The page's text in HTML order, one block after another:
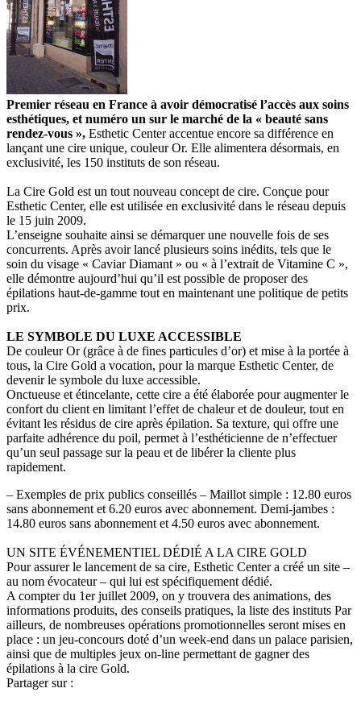
Premier réseau en France à avoir démocratisé l’accès aux soins
esthétiques, et numéro un sur le marché de la « beauté sans
rendez-vous », Esthetic Center accentue encore sa différence en
lançant une cire unique, couleur Or. Elle alimentera désormais, en
exclusivité, les 150 instituts de son réseau.
La Cire Gold est un tout nouveau concept de cire. Conçue pour
Esthetic Center, elle est utilisée en exclusivité dans le réseau depuis
le 15 juin 2009.
L’enseigne souhaite ainsi se démarquer une nouvelle fois de ses
concurrents. Après avoir lancé plusieurs soins inédits, tels que le
soin du visage « Caviar Diamant » ou « à l’extrait de Vitamine C »,
elle démontre aujourd’hui qu’il est possible de proposer des
épilations haut-de-gamme tout en maintenant une politique de petits
prix.
LE SYMBOLE DU LUXE ACCESSIBLE
De couleur Or (grâce à de fines particules d’or) et mise à la portée à
tous, la Cire Gold a vocation, pour la marque Esthetic Center, de
devenir le symbole du luxe accessible.
Onctueuse et étincelante, cette cire a été élaborée pour augmenter le
confort du client en limitant l’effet de chaleur et de douleur, tout en
évitant les résidus de cire après épilation. Sa texture, qui offre une
parfaite adhérence du poil, permet à l’esthéticienne de n’effectuer
qu’un seul passage sur la peau et de libérer la cliente plus
rapidement.
– Exemples de prix publics conseillés – Maillot simple : 12.80 euros
sans abonnement et 6.20 euros avec abonnement. Demi-jambes :
14.80 euros sans abonnement et 4.50 euros avec abonnement.
UN SITE ÉVÉNEMENTIEL DÉDIÉ A LA CIRE GOLD
Pour assurer le lancement de sa cire, Esthetic Center a créé un site –
au nom évocateur – qui lui est spécifiquement dédié.
A compter du 1er juillet 2009, on y trouvera des animations, des
informations produits, des conseils pratiques, la liste des instituts Par
ailleurs, de nombreuses opérations promotionnelles seront mises en
place : un jeu-concours doté d’un week-end dans un palace parisien,
ainsi que de multiples jeux on-line permettant de gagner des
épilations à la cire Gold.
Partager sur :